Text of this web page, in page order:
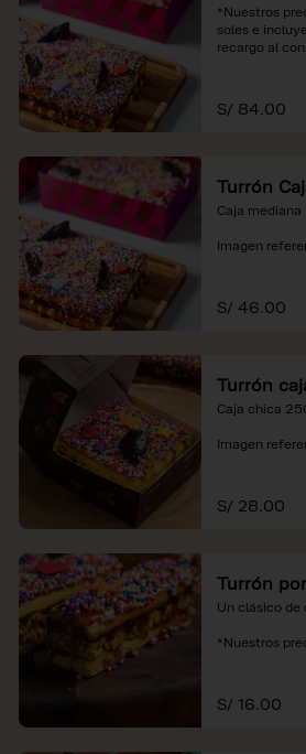
*Nuestros
soles e
recargo al
S/ 84.00
Turrón
Caja
Imagen
soles e
recargo al
S/ 46.00
Turrón
Caja chica
Imagen
soles e
recargo al
S/ 28.00
Turrón
Un clásico de
*Nuestros
S/ 16.00